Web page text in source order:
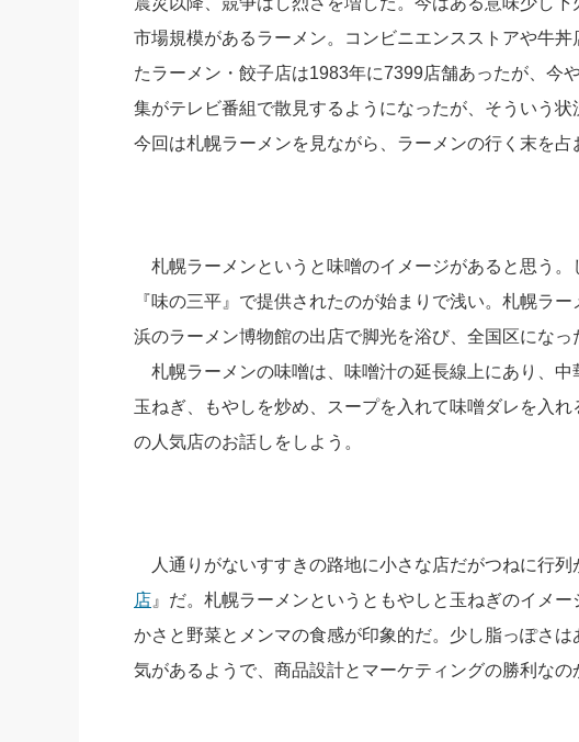
社長の右腕をつく
酒井英之の社長のビ
市場規模があるラーメン。コンビニエンスストアや牛
たラーメン・餃子店は1983年に7399店舗あったが、今
集がテレビ番組で散見するようになったが、そういう状
今回は札幌ラーメンを見ながら、ラーメンの行く末を占
札幌ラーメンというと味噌のイメージがあると思う。
『味の三平』で提供されたのが始まりで浅い。札幌ラ
浜のラーメン博物館の出店で脚光を浴び、全国区になっ
札幌ラーメンの味噌は、味噌汁の延長線上にあり、中
玉ねぎ、もやしを炒め、スープを入れて味噌ダレを入
の人気店のお話しをしよう。
人通りがないすすきの路地に小さな店だがつねに行列
店 』だ。札幌ラーメンというともやしと玉ねぎのイメ
かさと野菜とメンマの食感が印象的だ。少し脂っぽさ
気があるようで、商品設計とマーケティングの勝利なの